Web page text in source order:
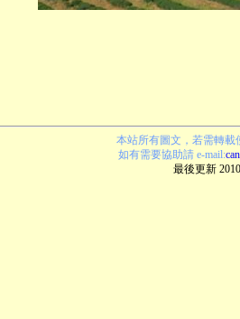
本站所有圖文，若需轉載
如有需要協助請 e-mail:
最後更新